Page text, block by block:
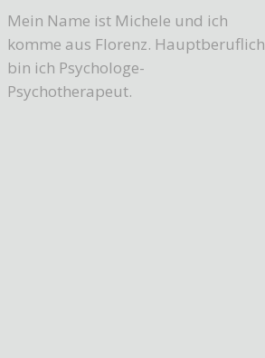
Mein Name ist Michele und ich
komme aus Florenz. Hauptberuflich
bin ich Psychologe-
Psychotherapeut.